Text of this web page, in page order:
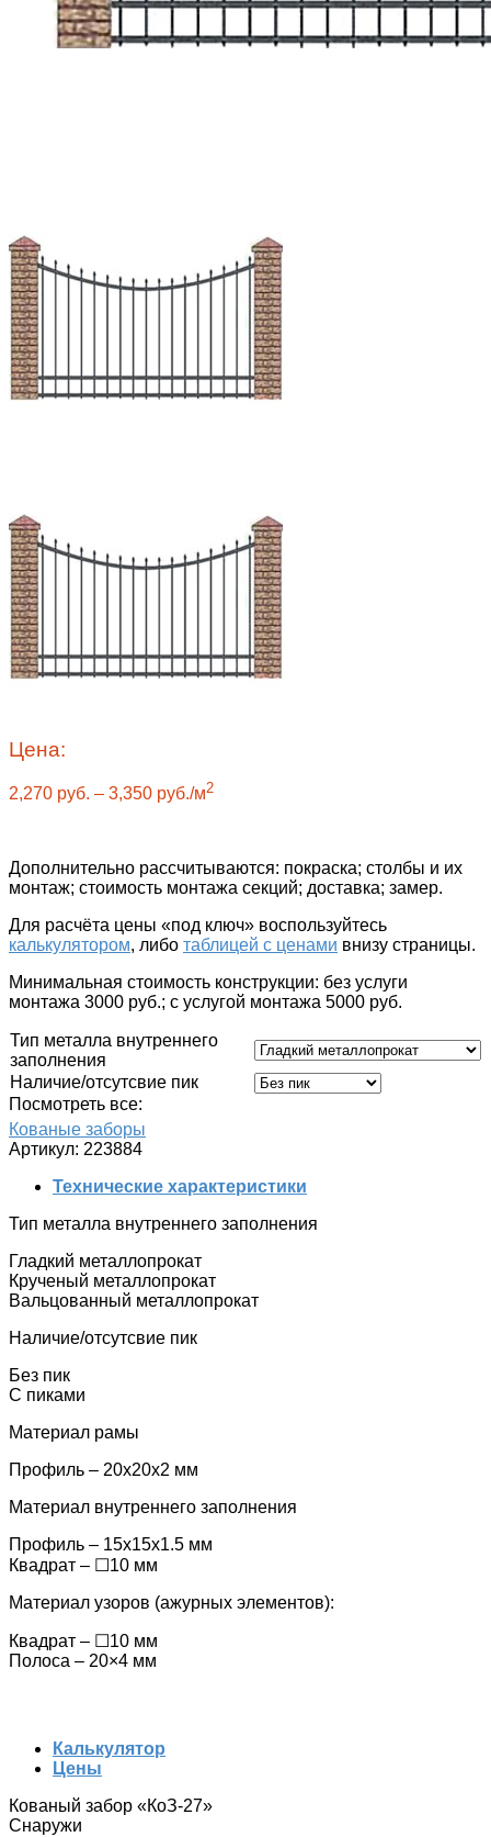
Цена:
2,270 руб. – 3,350 руб./м2
Дополнительно рассчитываются: покраска; столбы и их
монтаж; стоимость монтажа секций; доставка; замер.
Для расчёта цены «под ключ» воспользуйтесь
калькулятором, либо таблицей с ценами внизу страницы.
Минимальная стоимость конструкции: без услуги
монтажа 3000 руб.; c услугой монтажа 5000 руб.
Тип металла внутреннего
заполнения
Наличие/отсутсвие пик
Посмотреть все:
Кованые заборы
Артикул: 223884
Технические характеристики
Тип металла внутреннего заполнения
Гладкий металлопрокат
Крученый металлопрокат
Вальцованный металлопрокат
Наличие/отсутсвие пик
Без пик
С пиками
Материал рамы
Профиль – 20х20х2 мм
Материал внутреннего заполнения
Профиль – 15x15x1.5 мм
Квадрат – ☐10 мм
Материал узоров (ажурных элементов):
Квадрат – ☐10 мм
Полоса – 20×4 мм
Калькулятор
Цены
Кованый забор «КоЗ-27»
Снаружи